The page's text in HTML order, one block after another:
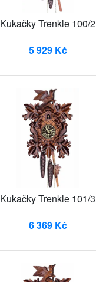
Kukačky Trenkle 100/2
5 929 Kč
Kukačky Trenkle 101/3
6 369 Kč